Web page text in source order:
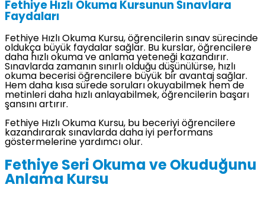
Fethiye Hızlı Okuma Kursunun Sınavlara
Faydaları
Fethiye Hızlı Okuma Kursu, öğrencilerin sınav sürecinde
oldukça büyük faydalar sağlar. Bu kurslar, öğrencilere
daha hızlı okuma ve anlama yeteneği kazandırır.
Sınavlarda zamanın sınırlı olduğu düşünülürse, hızlı
okuma becerisi öğrencilere büyük bir avantaj sağlar.
Hem daha kısa sürede soruları okuyabilmek hem de
metinleri daha hızlı anlayabilmek, öğrencilerin başarı
şansını artırır.
Fethiye Hızlı Okuma Kursu, bu beceriyi öğrencilere
kazandırarak sınavlarda daha iyi performans
göstermelerine yardımcı olur.
Fethiye Seri Okuma ve Okuduğunu
Anlama Kursu